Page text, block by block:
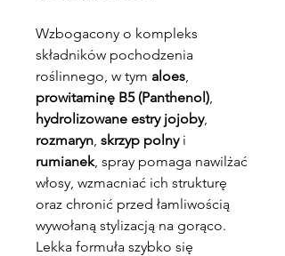
Wzbogacony o kompleks
składników pochodzenia
roślinnego, w tym aloes,
prowitaminę B5 (Panthenol),
hydrolizowane estry jojoby,
rozmaryn, skrzyp polnyi
rumianek, spray pomaga nawilżać
włosy, wzmacniać ich strukturę
oraz chronić przed łamliwością
wywołaną stylizacją na gorąco.
Lekka formuła szybko się